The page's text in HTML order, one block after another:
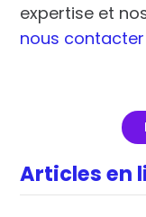
expertise et
nous contacter
Articles en